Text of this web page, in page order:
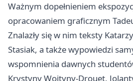
Ważnym dopełnieniem
opracowaniem graficznym
Znalazły się w nim teksty
Stasiak, a także wypowiedzi
wspomnienia dawnych
Krystyny Wojtyny-Drouet,